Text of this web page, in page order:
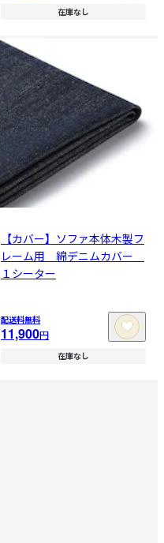
在庫なし
【カバー】ソファ本体木製フ
レーム用 綿デニムカバー
１シーター
配送料無料
11,900円
在庫なし